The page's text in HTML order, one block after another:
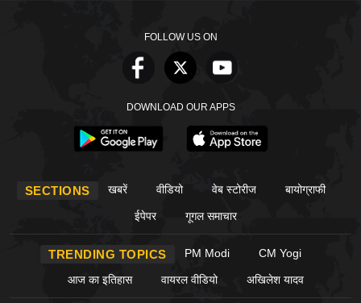
FOLLOW US ON
DOWNLOAD OUR APPS
SECTIONS खबरें वीडियो वेब स्टोरीज बायोग्राफी
ईपेपर गूगल समाचार
TRENDING TOPICS PM Modi CM Yogi
आज का इतिहास वायरल वीडियो अखिलेश यादव